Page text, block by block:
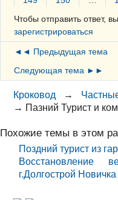
Чтобы отправить ответ,
зарегистрироваться
◄◄ Предыдущая тема
Следующая тема ►►
Кроковод →
→ Пазний Турист и
Похожие темы в этом
Поздний турист из
Восстановление
г.Долгострой Новичка